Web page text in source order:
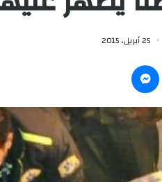
25 أبريل، 2015
لينكدإن